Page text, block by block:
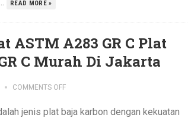
READ MORE »
ASTM A283 GR C Plat
C Murah Di Jakarta
COMMENTS OFF
jenis plat baja karbon dengan kekuatan